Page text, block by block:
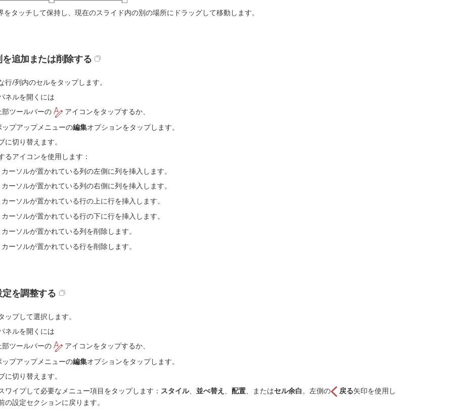
をタッチして保持し、現在のスライド内の別の場所にドラッグして移動します。
追加または削除する
行/列内のセルをタップします。
ネルを開くには
部ツールバーの
アイコンをタップするか、
ップアップメニューの編集オプションをタップします。
に切り替えます。
るアイコンを使用します：
ーソルが置かれている列の左側に列を挿入します。
ーソルが置かれている列の右側に列を挿入します。
ーソルが置かれている行の上に行を挿入します。
ーソルが置かれている行の下に行を挿入します。
ーソルが置かれている列を削除します。
ーソルが置かれている行を削除します。
を調整する
ップして選択します。
ネルを開くには
部ツールバーの
アイコンをタップするか、
ップアップメニューの編集オプションをタップします。
に切り替えます。
ワイプして必要なメニュー項目をタップします： スタイル、 並べ替え 配置 、またはセル余白 。左側の 戻る矢印を使用し
の設定セクションに戻ります。